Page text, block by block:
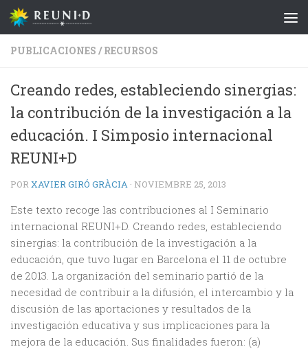
Saltar al contenido
PUBLICACIONES / RECURSOS
Creando redes, estableciendo sinergias:
la contribución de la investigación a la
educación. I Simposio internacional
REUNI+D
PORXAVIER GIRÓ GRÀCIA · NOVIEMBRE 25, 2013
Este texto recoge las contribuciones al I Seminario
internacional REUNI+D. Creando redes, estableciendo
sinergias: la contribución de la investigación a la
educación, que tuvo lugar en Barcelona el 11 de octubre
de 2013. La organización del seminario partió de la
necesidad de contribuir a la difusión, el intercambio y la
discusión de las aportaciones y resultados de la
investigación educativa y sus implicaciones para la
mejora de la educación. Sus finalidades fueron: (a)